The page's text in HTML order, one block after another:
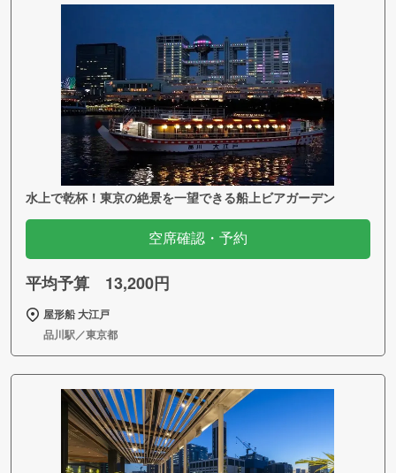
水上で乾杯！東京の絶景を一望できる船上ビアガーデン
空席確認・予約
平均予算 13,200円
屋形船 大江戸
品川駅／東京都